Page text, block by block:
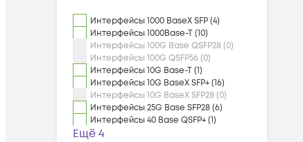
Интерфейсы 1000 BaseX SFP (4)
Интерфейсы 1000Base-T (10)
Интерфейсы 100G Base QSFP28 (0)
Интерфейсы 100G QSFP56 (0)
Интерфейсы 10G Base-T (1)
Интерфейсы 10G BaseX SFP+ (16)
Интерфейсы 10G BaseX SFP28 (0)
Интерфейсы 25G Base SFP28 (6)
Интерфейсы 40 Base QSFP+ (1)
Ещё 4